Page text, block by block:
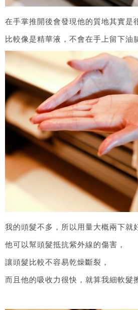
在手掌推開後會發現他的質地其實是
比較像是精華液，不會在手上留下油
我的頭髮不多，所以用量大概兩下就
他可以幫頭髮抵抗紫外線的傷害，
讓頭髮比較不容易乾燥斷裂，
而且他的吸收力很快，就算我細軟髮